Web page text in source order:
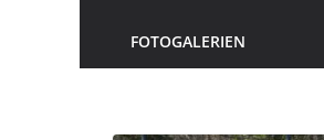
FOTOGALERIEN